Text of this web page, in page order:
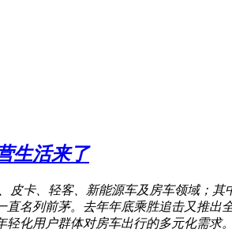
生活来了
皮卡、轻客、新能源车及房车领域；
名列前茅。去年年底乘胜追击又推
化用户群体对房车出行的多元化需求。